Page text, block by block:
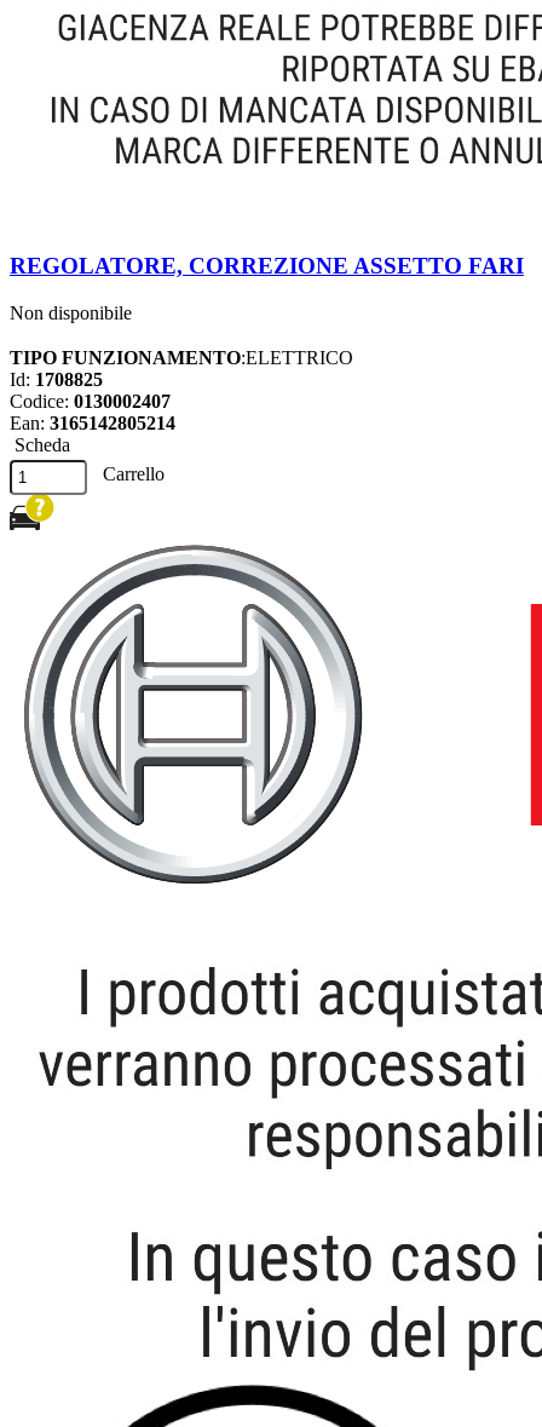
REGOLATORE, CORREZIONE ASSETTO FARI
Non disponibile
TIPO FUNZIONAMENTO:ELETTRICO
Id: 1708825
Codice: 0130002407
Ean: 3165142805214
Scheda
Carrello